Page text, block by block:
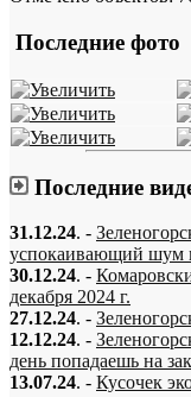
Последние фото
Последние
31.12.24. -
успокаивающий шум
30.12.24. -
декабря 2024 г.
27.12.24. -
12.12.24. -
день попадаешь на
13.07.24. - Кусочек